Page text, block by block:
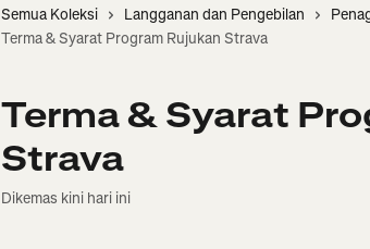
Semua Koleksi Langganan dan Pengebilan
Terma & Syarat Program Rujukan Strava
Terma & Syarat
Strava
Dikemas kini hari ini